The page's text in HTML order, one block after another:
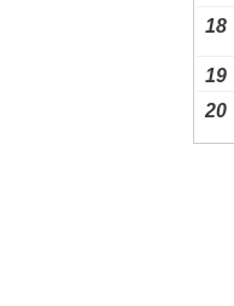
18
19
20